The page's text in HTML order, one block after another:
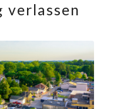
verlassen